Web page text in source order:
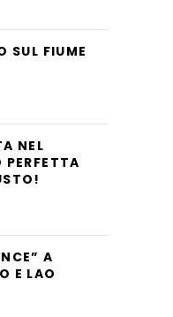
SUL FIUME
NEL
A
E LAO